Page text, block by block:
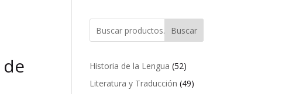
Buscar
Historia de la Lengua 5252
productos
Literatura y Traducción 4949